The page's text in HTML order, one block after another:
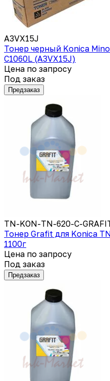
A3VX15J
Тонер черный Konica
C1060L (A3VX15J)
Цена по запросу
Под заказ
Предзаказ
TN-KON-TN-620-C-
Тонер Grafit для Konica
1100г
Цена по запросу
Под заказ
Предзаказ